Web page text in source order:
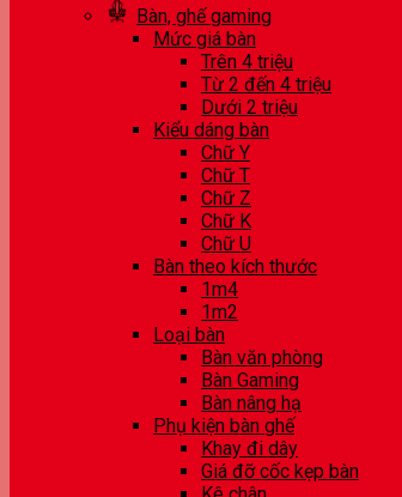
Bàn, ghế gaming
Mức giá bàn
Trên 4 triệu
Từ 2 đến 4 triệu
Dưới 2 triệu
Kiểu dáng bàn
Chữ Y
Chữ T
Chữ Z
Chữ K
Chữ U
Bàn theo kích thước
1m4
1m2
Loại bàn
Bàn văn phòng
Bàn Gaming
Bàn nâng hạ
Phụ kiện bàn ghế
Khay đi dây
Giá đỡ cốc kẹp bàn